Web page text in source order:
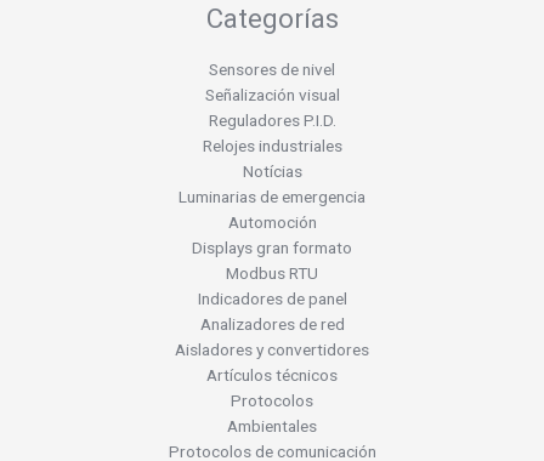
Categorías
Sensores de nivel
Señalización visual
Reguladores P.I.D.
Relojes industriales
Notícias
Luminarias de emergencia
Automoción
Displays gran formato
Modbus RTU
Indicadores de panel
Analizadores de red
Aisladores y convertidores
Artículos técnicos
Protocolos
Ambientales
Protocolos de comunicación